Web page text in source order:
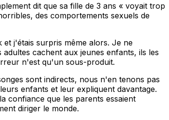
dit que sa fille de 3 ans « voyait trop
des comportements sexuels de
j'étais surpris même alors. Je ne
cachent aux jeunes enfants, ils les
n'est qu'un sous-produit.
sont indirects, nous n'en tenons pas
enfants et leur expliquent davantage.
confiance que les parents essaient
diriger le monde.